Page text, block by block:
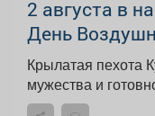
2 августа в
День
Крылатая пехота